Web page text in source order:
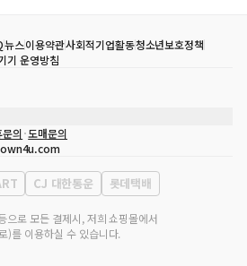
뉴스이용약관사회적기업활동청소년보호정책
기 운영방침
강남-02223
의 도매문의
CJ 대한통운 롯데택배
으로 모든 결제시, 저희 쇼핑몰에서
)를 이용하실 수 있습니다.